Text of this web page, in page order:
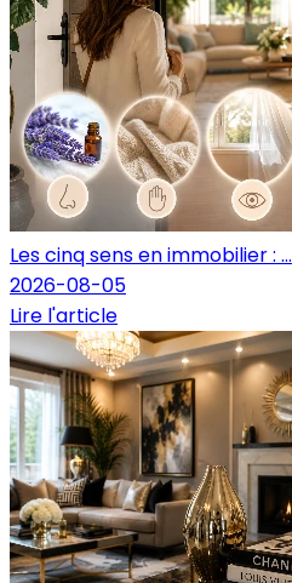
Les cinq sens en immobilier : ...
2026-08-05
Lire l'article